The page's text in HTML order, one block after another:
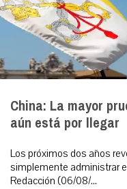
China: La mayor
aún está por llegar
Los próximos dos años
simplemente administrar
Redacción (06/08/...